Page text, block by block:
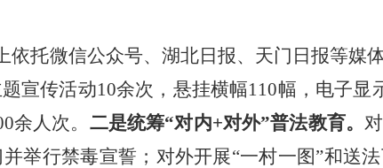
依托微信公众号、湖北日报、天门日报等媒
宣传活动10余次，悬挂横幅110幅，电子显
余人次。 二是统筹“对内+对外”普法教育。
并举行禁毒宣誓；对外开展“一村一图”和送